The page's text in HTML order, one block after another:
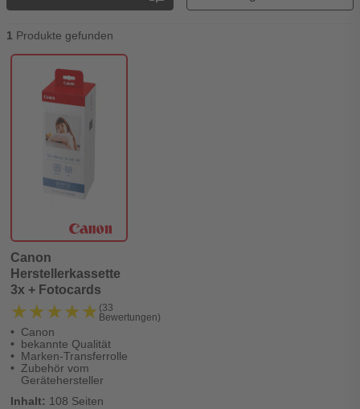
1 Produkte gefunden
Canon
Herstellerkassette
3x + Fotocards
★★★★★
★★★★★ (33
Bewertungen)
Canon
bekannte Qualität
Marken-Transferrolle
Zubehör vom
Gerätehersteller
Inhalt: 108 Seiten